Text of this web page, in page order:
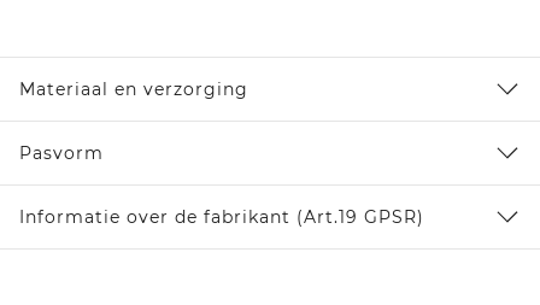
Materiaal en verzorging
Pasvorm
Informatie over de fabrikant (Art.19 GPSR)